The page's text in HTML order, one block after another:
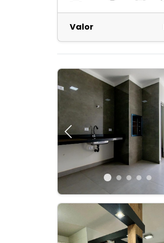
Valor
Previous